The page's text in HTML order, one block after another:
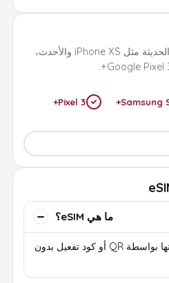
تعمل مع معظم هواتف eSIM الحديثة مثل iPhone XS والأحدث،
Samsung
Pixel 3+
ما هي eSIM؟
eSIM هي شريحة رقمية تثبتها بواسطة QR أو كود تفعيل بدون